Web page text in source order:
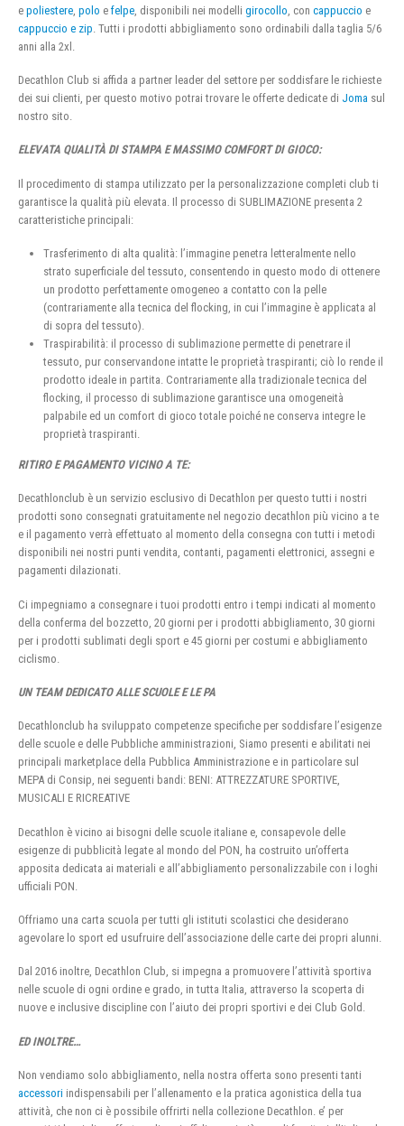
e poliestere polo e felpe , disponibili nei modelli girocollo , con cappuccio e
cappuccio e zip . Tutti i prodotti abbigliamento sono ordinabili dalla taglia 5/6
anni alla 2xl.
Decathlon Club si affida a partner leader del settore per soddisfare le richieste
dei sui clienti, per questo motivo potrai trovare le offerte dedicate di Joma sul
nostro sito.
ELEVATA QUALITÀ DI STAMPA E MASSIMO COMFORT DI GIOCO:
Il procedimento di stampa utilizzato per la personalizzazione completi club ti
garantisce la qualità più elevata. Il processo di SUBLIMAZIONE presenta 2
caratteristiche principali:
Trasferimento di alta qualità: l’immagine penetra letteralmente nello
strato superficiale del tessuto, consentendo in questo modo di ottenere
un prodotto perfettamente omogeneo a contatto con la pelle
(contrariamente alla tecnica del flocking, in cui l’immagine è applicata al
di sopra del tessuto).
Traspirabilità: il processo di sublimazione permette di penetrare il
tessuto, pur conservandone intatte le proprietà traspiranti; ciò lo rende il
prodotto ideale in partita. Contrariamente alla tradizionale tecnica del
flocking, il processo di sublimazione garantisce una omogeneità
palpabile ed un comfort di gioco totale poiché ne conserva integre le
proprietà traspiranti.
RITIRO E PAGAMENTO VICINO A TE:
Decathlonclub è un servizio esclusivo di Decathlon per questo tutti i nostri
prodotti sono consegnati gratuitamente nel negozio decathlon più vicino a te
e il pagamento verrà effettuato al momento della consegna con tutti i metodi
disponibili nei nostri punti vendita, contanti, pagamenti elettronici, assegni e
pagamenti dilazionati.
Ci impegniamo a consegnare i tuoi prodotti entro i tempi indicati al momento
della conferma del bozzetto, 20 giorni per i prodotti abbigliamento, 30 giorni
per i prodotti sublimati degli sport e 45 giorni per costumi e abbigliamento
ciclismo.
UN TEAM DEDICATO ALLE SCUOLE E LE PA
Decathlonclub ha sviluppato competenze specifiche per soddisfare l’esigenze
delle scuole e delle Pubbliche amministrazioni, Siamo presenti e abilitati nei
principali marketplace della Pubblica Amministrazione e in particolare sul
MEPA di Consip, nei seguenti bandi: BENI: ATTREZZATURE SPORTIVE,
MUSICALI E RICREATIVE
Decathlon è vicino ai bisogni delle scuole italiane e, consapevole delle
esigenze di pubblicità legate al mondo del PON, ha costruito un’offerta
apposita dedicata ai materiali e all’abbigliamento personalizzabile con i loghi
ufficiali PON.
Offriamo una carta scuola per tutti gli istituti scolastici che desiderano
agevolare lo sport ed usufruire dell’associazione delle carte dei propri alunni.
Dal 2016 inoltre, Decathlon Club, si impegna a promuovere l’attività sportiva
nelle scuole di ogni ordine e grado, in tutta Italia, attraverso la scoperta di
nuove e inclusive discipline con l’aiuto dei propri sportivi e dei Club Gold.
ED INOLTRE…
Non vendiamo solo abbigliamento, nella nostra offerta sono presenti tanti
accessori indispensabili per l’allenamento e la pratica agonistica della tua
attività, che non ci è possibile offrirti nella collezione Decathlon. e’ per